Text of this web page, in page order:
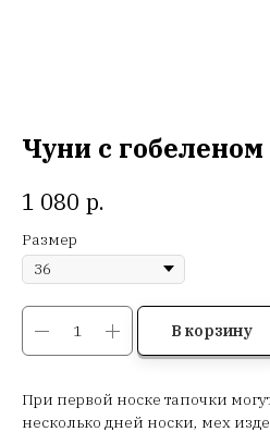
Чуни с
1 080 р.
Размер
В корзину
При первой носке тапочки
несколько дней носки, мех